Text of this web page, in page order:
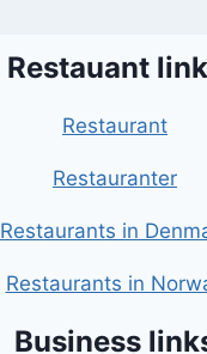
Restauant
Restaurant
Restauranter
Restaurants in
Restaurants in
Business